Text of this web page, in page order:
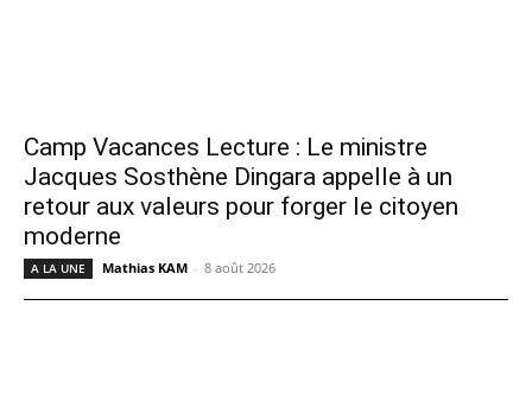
Camp Vacances Lecture : Le ministre
Jacques Sosthène Dingara appelle à un
retour aux valeurs pour forger le citoyen
moderne
A LA UNE Mathias KAM - 8 août 2026